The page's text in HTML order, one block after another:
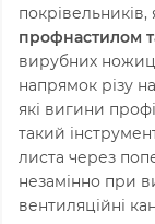
профнастилом
вирубних
напрямок різу
які вигини
такий
листа через
незамінно при
вентиляційні